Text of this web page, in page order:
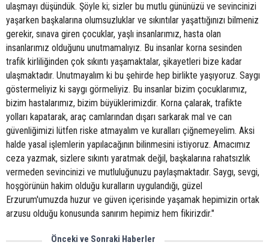
ulaşmayı düşündük. Şöyle ki; sizler bu mutlu gününüzü ve sevincinizi
yaşarken başkalarına olumsuzluklar ve sıkıntılar yaşattığınızı bilmeniz
gerekir, sınava giren çocuklar, yaşlı insanlarımız, hasta olan
insanlarımız olduğunu unutmamalıyız. Bu insanlar korna sesinden
trafik kirliliğinden çok sıkıntı yaşamaktalar, şikayetleri bize kadar
ulaşmaktadır. Unutmayalım ki bu şehirde hep birlikte yaşıyoruz. Saygı
göstermeliyiz ki saygı görmeliyiz. Bu insanlar bizim çocuklarımız,
bizim hastalarımız, bizim büyüklerimizdir. Korna çalarak, trafikte
yolları kapatarak, araç camlarından dışarı sarkarak mal ve can
güvenliğimizi lütfen riske atmayalım ve kuralları çiğnemeyelim. Aksi
halde yasal işlemlerin yapılacağının bilinmesini istiyoruz. Amacımız
ceza yazmak, sizlere sıkıntı yaratmak değil, başkalarına rahatsızlık
vermeden sevincinizi ve mutluluğunuzu paylaşmaktadır. Saygı, sevgi,
hoşgörünün hakim olduğu kuralların uygulandığı, güzel
Erzurum'umuzda huzur ve güven içerisinde yaşamak hepimizin ortak
arzusu olduğu konusunda sanırım hepimiz hem fikirizdir."
Önceki ve Sonraki Haberler